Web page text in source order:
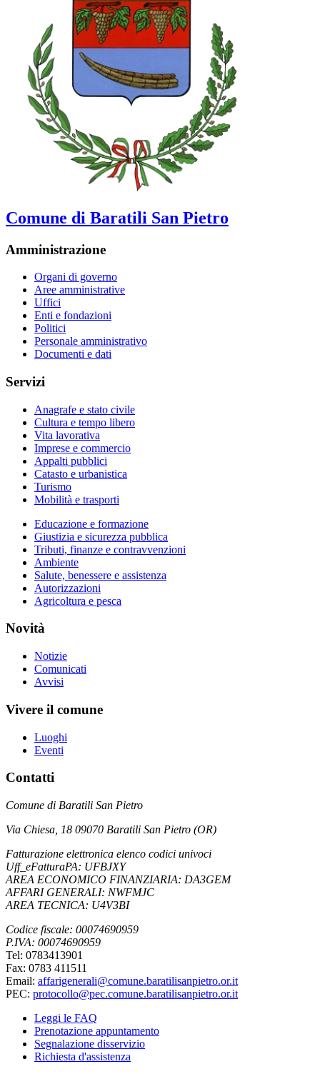
Comune di Baratili San Pietro
Amministrazione
Organi di governo
Aree amministrative
Uffici
Enti e fondazioni
Politici
Personale amministrativo
Documenti e dati
Servizi
Anagrafe e stato civile
Cultura e tempo libero
Vita lavorativa
Imprese e commercio
Appalti pubblici
Catasto e urbanistica
Turismo
Mobilità e trasporti
Educazione e formazione
Giustizia e sicurezza pubblica
Tributi, finanze e contravvenzioni
Ambiente
Salute, benessere e assistenza
Autorizzazioni
Agricoltura e pesca
Novità
Notizie
Comunicati
Avvisi
Vivere il comune
Luoghi
Eventi
Contatti
Comune di Baratili San Pietro
Via Chiesa, 18 09070 Baratili San Pietro (OR)
Fatturazione elettronica elenco codici univoci
Uff_eFatturaPA: UFBJXY
AREA ECONOMICO FINANZIARIA: DA3GEM
AFFARI GENERALI: NWFMJC
AREA TECNICA: U4V3BI
Codice fiscale: 00074690959
P.IVA: 00074690959
Tel: 0783413901
Fax: 0783 411511
Email: affarigenerali@comune.baratilisanpietro.or.it
PEC: protocollo@pec.comune.baratilisanpietro.or.it
Leggi le FAQ
Prenotazione appuntamento
Segnalazione disservizio
Richiesta d'assistenza